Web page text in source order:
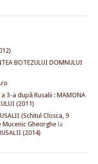
BOTEZULUI DOMNULUI
3-a după Rusalii : MAMONA
(2011)
(Schitul Closca, 9
Gheorghe la
(2014)